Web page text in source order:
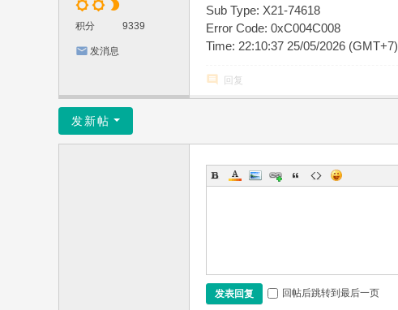
积分 9339
发消息
Sub Type: X21-74618
Error Code: 0xC004C008
Time: 22:10:37 25/05/2026 (GMT+7)
回复
发新帖
发表回复 回帖后跳转到最后一页